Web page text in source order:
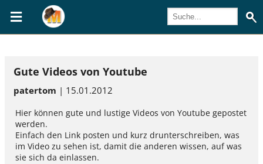
Gute Videos von Youtube
patertom | 15.01.2012
Hier können gute und lustige Videos von Youtube gepostet
werden.
Einfach den Link posten und kurz drunterschreiben, was
im Video zu sehen ist, damit die anderen wissen, auf was
sie sich da einlassen.